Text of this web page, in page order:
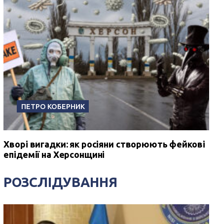
ПЕТРО КОБЕРНИК
Хворі вигадки: як росіяни створюють фейкові
епідемії на Херсонщині
РОЗСЛІДУВАННЯ